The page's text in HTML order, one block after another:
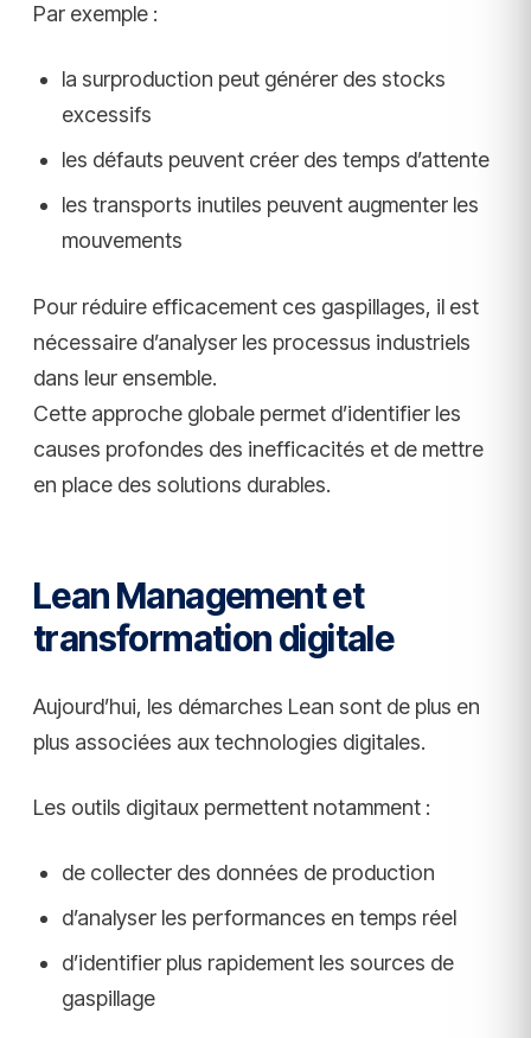
Par exemple :
la surproduction peut générer des stocks
excessifs
les défauts peuvent créer des temps d’attente
les transports inutiles peuvent augmenter les
mouvements
Pour réduire efficacement ces gaspillages, il est
nécessaire d’analyser les processus industriels
dans leur ensemble.
Cette approche globale permet d’identifier les
causes profondes des inefficacités et de mettre
en place des solutions durables.
Lean Management et
transformation digitale
Aujourd’hui, les démarches Lean sont de plus en
plus associées aux technologies digitales.
Les outils digitaux permettent notamment :
de collecter des données de production
d’analyser les performances en temps réel
d’identifier plus rapidement les sources de
gaspillage